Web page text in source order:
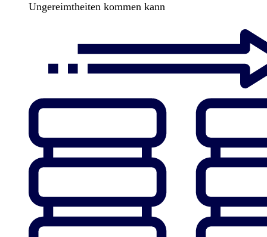
Ungereimtheiten kommen kann